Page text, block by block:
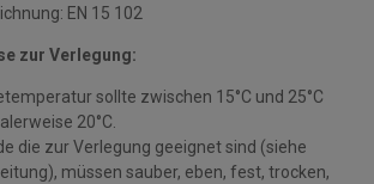
EN 15 102
zur Verlegung:
sollte zwischen 15°C und 25°C
20°C.
die zur Verlegung geeignet sind (siehe
müssen sauber, eben, fest, trocken,